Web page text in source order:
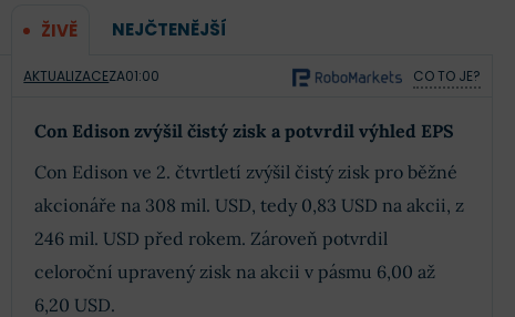
ŽIVĚ NEJČTENĚJŠÍ
AKTUALIZACEZA01:00 CO TO JE?
Con Edison zvýšil čistý zisk a potvrdil výhled EPS
Con Edison ve 2. čtvrtletí zvýšil čistý zisk pro běžné
akcionáře na 308 mil. USD, tedy 0,83 USD na akcii, z
246 mil. USD před rokem. Zároveň potvrdil
celoroční upravený zisk na akcii v pásmu 6,00 až
6,20 USD.